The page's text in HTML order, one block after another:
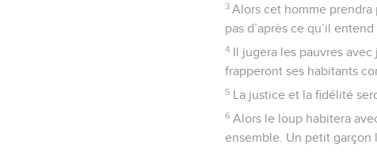
3 Alors cet homme prendra
pas d’après ce qu’il entend
4 Il jugera les pauvres
frapperont ses habitants
5 La justice et la fidélité
6 Alors le loup habitera
ensemble. Un petit garçon